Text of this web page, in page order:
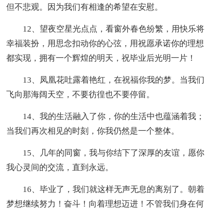
但不悲观。因为我们有相逢的希望在安慰。
12、望夜空星光点点，看窗外春色纷繁，用快乐将
幸福装扮，用思念扣动你的心弦，用祝愿承诺你的理想
都实现，拥有一个辉煌的明天，祝毕业后光明一片！
13、凤凰花吐露着艳红，在祝福你我的梦。当我们
飞向那海阔天空，不要彷徨也不要停留。
14、我的生活融入了你，你的生活中也蕴涵着我；
当我们再次相见的时刻，你我仍然是一个整体。
15、几年的同窗，我与你结下了深厚的友谊，愿你
我心灵间的交流，直到永远。
16、毕业了，我们就这样无声无息的离别了。朝着
梦想继续努力！奋斗！向着理想迈进！不管我们身在何